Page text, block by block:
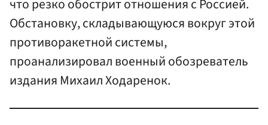
что резко обострит отношения с Россией.
Обстановку, складывающуюся вокруг этой
противоракетной системы,
проанализировал военный обозреватель
издания Михаил Ходаренок.